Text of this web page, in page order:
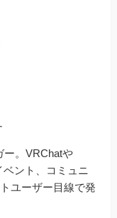
ー。VRChatや
ント、コミュニ
ユーザー目線で発